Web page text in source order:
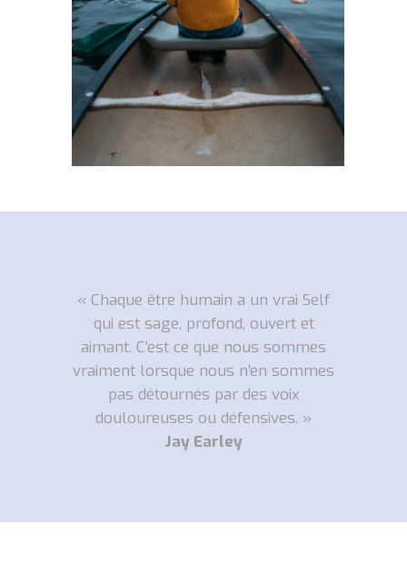
« Chaque être humain a un vrai Self
qui est sage, profond, ouvert et
aimant. C’est ce que nous sommes
vraiment lorsque nous n’en sommes
pas détournés par des voix
douloureuses ou défensives. »
Jay Earley